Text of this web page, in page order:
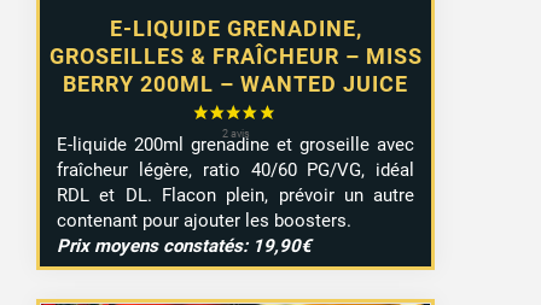
E-LIQUIDE GRENADINE,
GROSEILLES & FRAÎCHEUR – MISS
BERRY 200ML – WANTED JUICE
E-liquide 200ml grenadine et groseille avec
fraîcheur légère, ratio 40/60 PG/VG, idéal
RDL et DL. Flacon plein, prévoir un autre
contenant pour ajouter les boosters.
Prix moyens constatés: 19,90€